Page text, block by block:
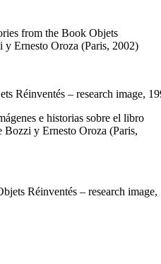
from the Book Objets
y Ernesto Oroza (Paris, 2002)
Réinventés – research image,
e historias sobre el libro
Bozzi y Ernesto Oroza (Paris,
Réinventés – research image,